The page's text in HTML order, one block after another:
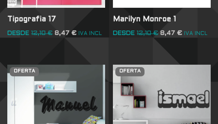
Tipografia 17
DESDE 12,10€ 8,47 € IVA INCL
Marilyn Monroe 1
DESDE 12,10€ 8,47€ IVA INCL
OFERTA OFERTA